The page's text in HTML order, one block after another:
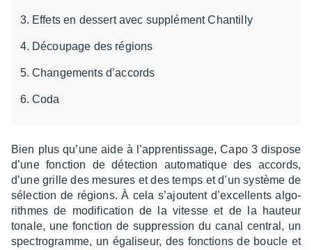
Effets en dessert avec supplément Chantilly
Découpage des régions
Changements d’accords
Coda
Bien plus qu’une aide à l’ap­pren­tis­sage, Capo 3 dispose
d’une fonc­tion de détec­tion auto­ma­tique des accords,
d’une grille des mesures et des temps et d’un système de
sélec­tion de régions. À cela s’ajoutent d’ex­cel­lents algo­
rithmes de modi­fi­ca­tion de la vitesse et de la hauteur
tonale, une fonc­tion de suppres­sion du canal central, un
spec­tro­gramme, un égali­seur, des fonc­tions de boucle et